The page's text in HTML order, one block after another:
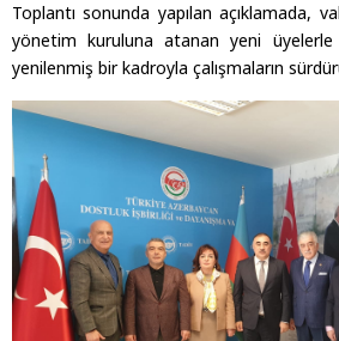
Toplantı sonunda yapılan açıklamada,
yönetim kuruluna atanan yeni
yenilenmiş bir kadroyla çalışmaların